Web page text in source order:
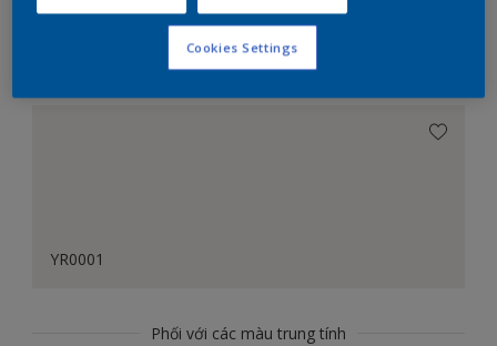
The Perfect White
YR0001
Phối với các màu trung tính
Cookies Settings